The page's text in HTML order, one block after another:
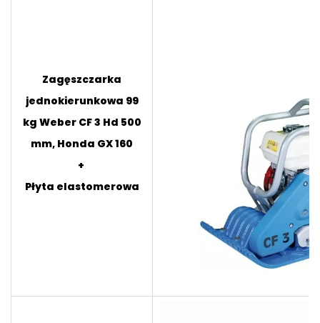
Zagęszczarka
jednokierunkowa 99
kg Weber CF 3 Hd 500
mm, Honda GX 160
+
Płyta elastomerowa